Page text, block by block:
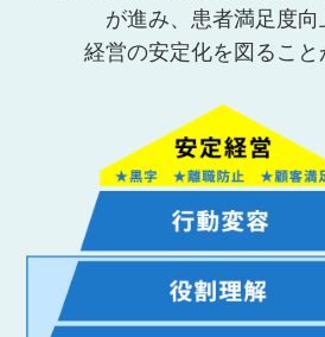
が進み、患者満足度向
経営の安定化を図ること